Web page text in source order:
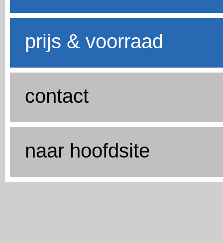
prijs & voorraad
contact
naar hoofdsite